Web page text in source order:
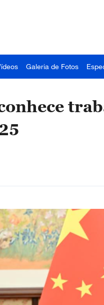
Galeria de Fotos